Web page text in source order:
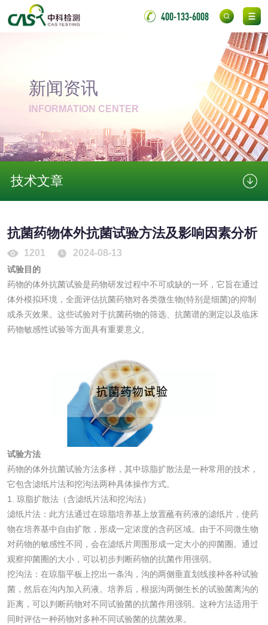
400-133-6008
新闻资讯
INFORMATION CENTER
技术文章
抗菌药物体外抗菌试验方法及影响因素分析
1201 2024-08-13
试验目的
药物的体外抗菌试验是药物研发过程中不可或缺的一环，它旨在通过
体外模拟环境，全面评估抗菌药物对各类微生物(特别是细菌)的抑制
或杀灭效果。这些试验对于抗菌药物的筛选、抗菌谱的测定以及临床
药物敏感性试验等方面具有重要意义。
试验方法
药物的体外抗菌试验方法多样，其中琼脂扩散法是一种常用的技术，
它包含滤纸片法和挖沟法两种具体操作方式。
1. 琼脂扩散法（含滤纸片法和挖沟法）
滤纸片法：此方法通过在琼脂培养基上放置蘸有药液的滤纸片，使药
物在培养基中自由扩散，形成一定浓度的含药区域。由于不同微生物
对药物的敏感性不同，会在滤纸片周围形成一定大小的抑菌圈。通过
观察抑菌圈的大小，可以初步判断药物的抗菌作用强弱。
挖沟法：在琼脂平板上挖出一条沟，沟的两侧垂直划线接种各种试验
菌，然后在沟内加入药液。培养后，根据沟两侧生长的试验菌离沟的
距离，可以判断药物对不同试验菌的抗菌作用强弱。这种方法适用于
同时评估一种药物对多种不同试验菌的抗菌效果。
非金属材料
脱硫石膏检测 镀膜抗菌玻璃检测
光触媒检测
成分分析配方研发 驱蚊检测
消毒产品备案 防螨除螨检测
化妆品
化妆品毒理试验
化妆品眼刺激试验
验
性试验
皮肤光变态反应试
验
日化产品
洗衣液检测 洗涤剂检测
花露水检测